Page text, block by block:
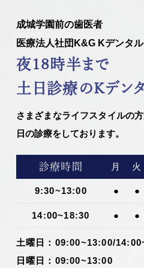
成城学園前の歯医者
医療法人社団K&G Kデンタ
夜18時半まで
土日診療のKデン
さまざまなライフスタイルの
日の診療をしております。
診療時間 月 火
9:30~13:00 ● ●
14:00~18:30 ● ●
土曜日：09:00~13:00/
日曜日：09:00~13:00